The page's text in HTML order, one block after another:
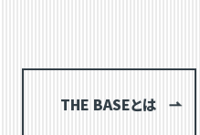
THE BASEとは